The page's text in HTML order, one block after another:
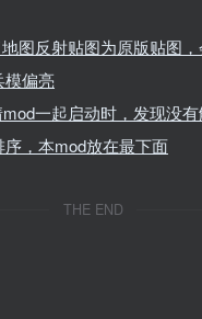
图反射贴图为原版贴图
模偏亮
一起启动时，发现没
，本mod放在最下面
THE END